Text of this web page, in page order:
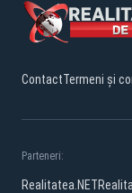
ContactTermeni și
Parteneri:
Realitatea.NET